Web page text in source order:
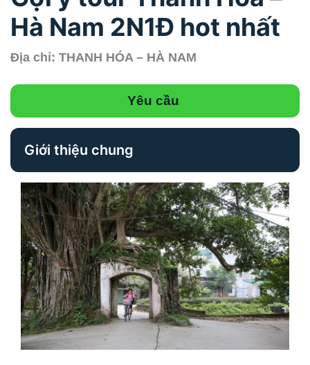
Hà Nam 2N1Đ hot nhất
Địa chỉ: THANH HÓA – HÀ NAM
Yêu cầu
Giới thiệu chung